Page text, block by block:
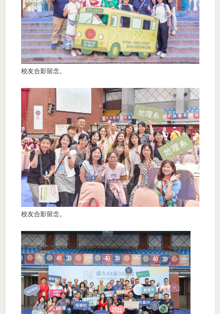
校友合影留念。
校友合影留念。